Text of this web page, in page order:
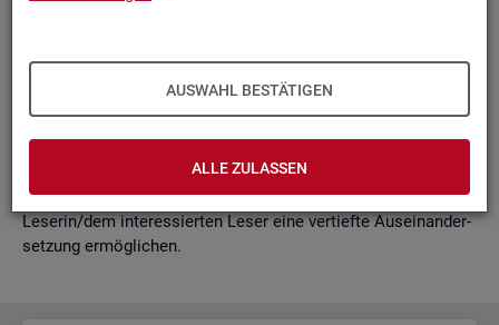
AUSWAHL BESTÄTIGEN
ALLE ZULASSEN
sam­men­ge­fasst. Damit ent­steht ein klei­nes Nach­schla­ge­
werk zu zen­tra­len Be­grif­fen und Fra­ge­stel­lun­gen der Ar­beits­
markt- und Grund­si­che­rungs­sta­tis­tik. Dabei wer­den diese Be­
grif­fe in kur­zer Form er­klärt und immer auch mit wei­ter­füh­
ren­den In­for­ma­ti­ons­quel­len ver­bun­den, die der in­ter­es­sier­ten
Le­se­rin/dem in­ter­es­sier­ten Leser eine ver­tief­te Aus­ein­an­der­
set­zung er­mög­li­chen.